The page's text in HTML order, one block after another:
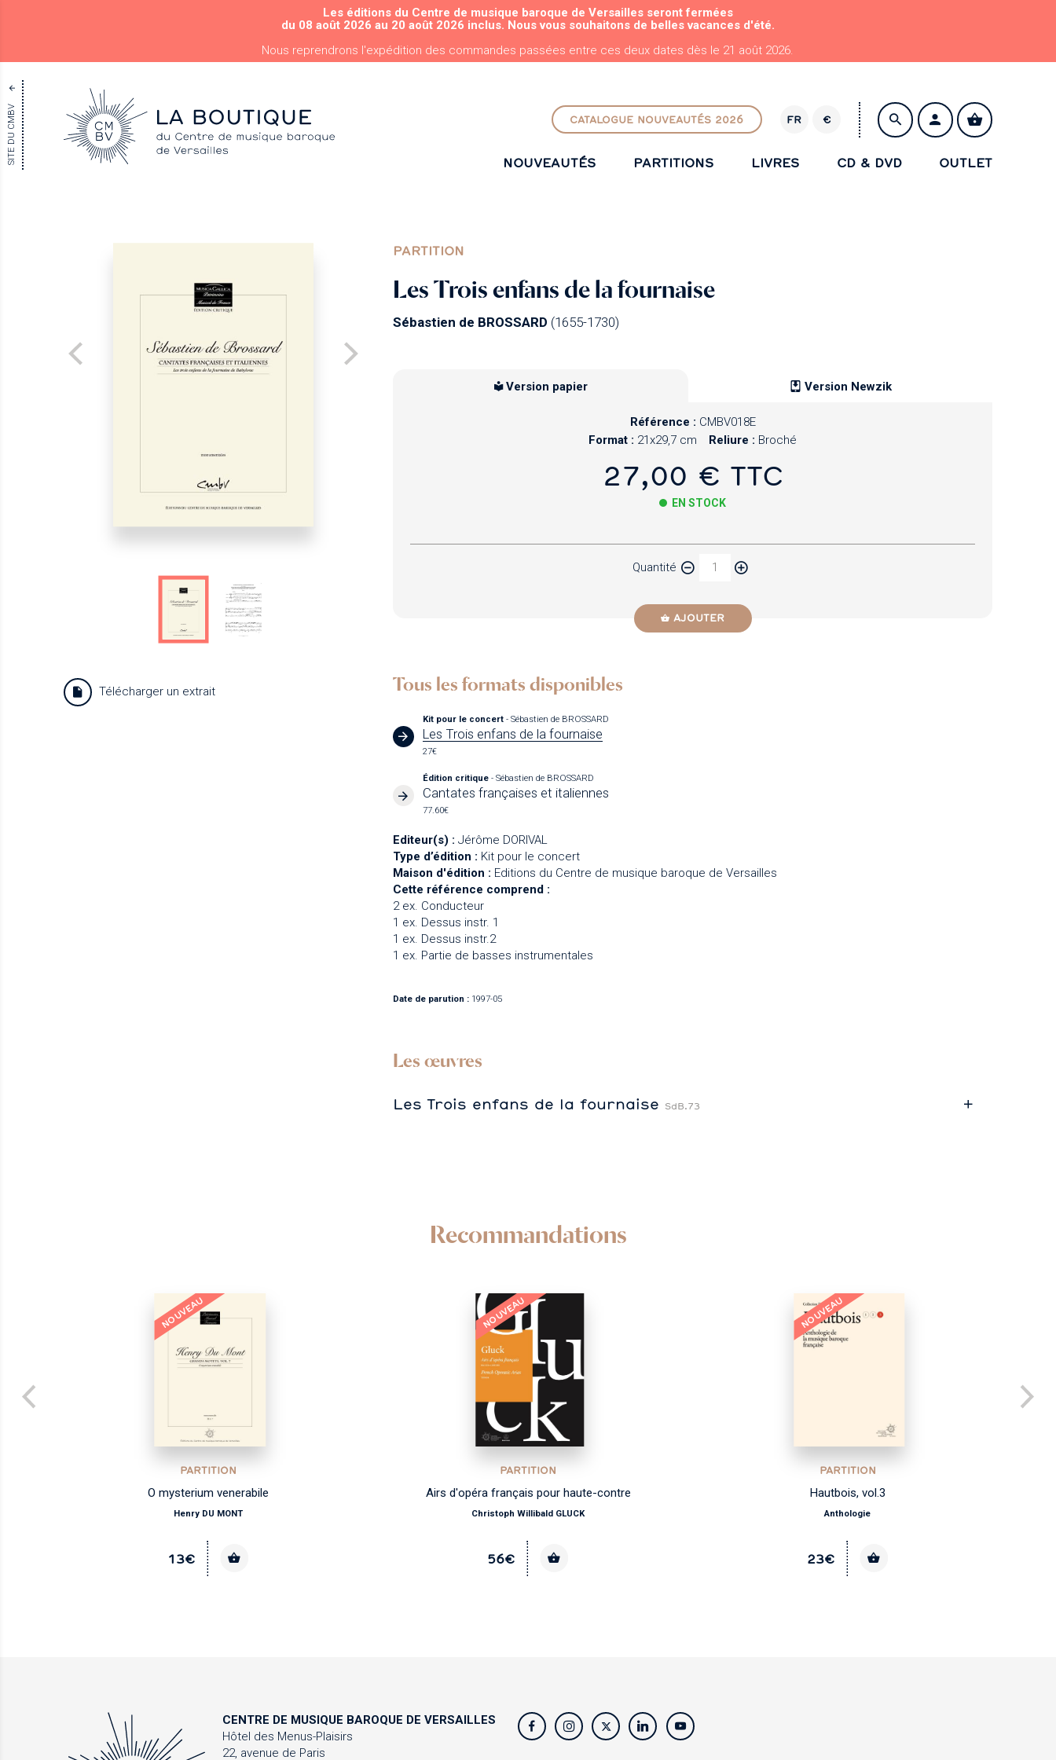
ALLER AU CONTENU PRINCIPAL
Les éditions du Centre de musique baroque de Versailles seront fermées
du 08 août 2026 au 20 août 2026 inclus. Nous vous souhaitons de belles vacances d'été.
Nous reprendrons l'expédition des commandes passées entre ces deux dates dès le 21 août 2026.
SITE DU CMBV CATALOGUE NOUVEAUTÉS 2026 FR
R
€
NOUVEAUTÉS PARTITIONS LIVRES CD & DVD OUTLET
PARTITION
Les Trois enfans de la fournaise
Sébastien de BROSSARD (1655-1730)
Télécharger un extrait
Version papier Version Newzik
Référence : CMBV018E
Format : 21x29,7 cm Reliure : Broché
27,00 € TTC
EN STOCK
Quantité
AJOUTER
Tous les formats disponibles
Kit pour le concert- Sébastien de BROSSARD
Les Trois enfans de la fournaise
27€
Édition critique- Sébastien de BROSSARD
Cantates françaises et italiennes
77.60€
Editeur(s) : Jérôme DORIVAL
Type d’édition : Kit pour le concert
Maison d'édition : Editions du Centre de musique baroque de Versailles
Cette référence comprend :
2 ex. Conducteur
1 ex. Dessus instr. 1
1 ex. Dessus instr.2
1 ex. Partie de basses instrumentales
Date de parution : 1997-05
Les œuvres
Les Trois enfans de la fournaise SdB.73
Recommandations
NOUVEAU
PARTITION
O mysterium venerabile
Henry DU MONT
13€
NOUVEAU
PARTITION
Airs d'opéra français pour haute-contre
Christoph Willibald GLUCK
56€
NOUVEAU
PARTITION
Hautbois, vol.3
Anthologie
23€
CENTRE DE MUSIQUE BAROQUE DE VERSAILLES
Hôtel des Menus-Plaisirs
22, avenue de Paris